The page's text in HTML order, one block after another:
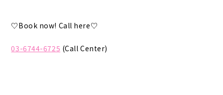
♡Book now! Call here♡
03-6744-6725 (Call Center)